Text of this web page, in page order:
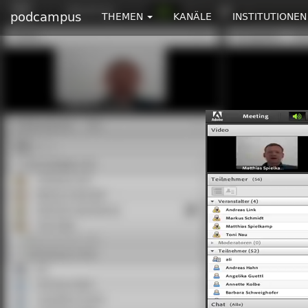
podcampus THEMEN KANÄLE INSTITUTIONEN